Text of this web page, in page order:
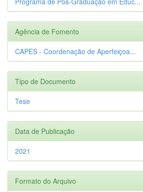
Agência de Fomento
CAPES - Coordenação de Aperfeiçoa...
Tipo de Documento
Tese
Data de Publicação
2021
Formato do Arquivo